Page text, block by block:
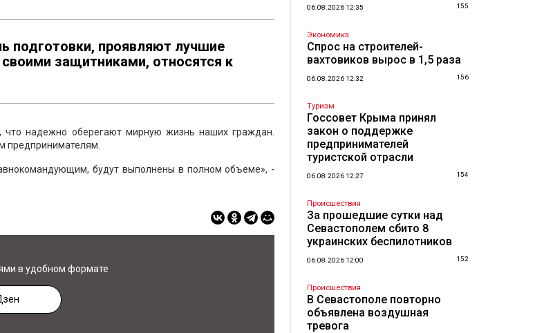
подготовки, проявляют лучшие
защитниками, относятся к
надежно оберегают мирную жизнь наших граждан.
предпринимателям.
будут выполнены в полном объеме», -
в удобном формате
06.08.2026 12:35 155
Экономика
Спрос на строителей-
вахтовиков вырос в 1,5 раза
06.08.2026 12:32 156
Туризм
Госсовет Крыма принял
закон о поддержке
предпринимателей
туристской отрасли
06.08.2026 12:27 154
Происшествия
За прошедшие сутки над
Севастополем сбито 8
украинских беспилотников
06.08.2026 12:00 152
Происшествия
В Севастополе повторно
объявлена воздушная
тревога